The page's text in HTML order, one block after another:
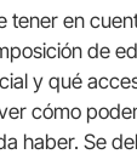
tener en
de
y qué
cómo
haber. Se